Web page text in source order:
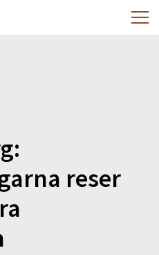
reser